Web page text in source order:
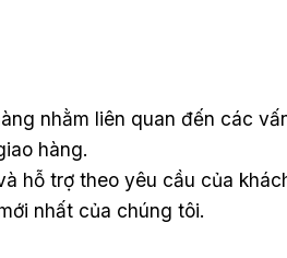
nhằm liên quan đến các
hàng.
hỗ trợ theo yêu cầu của
nhất của chúng tôi.